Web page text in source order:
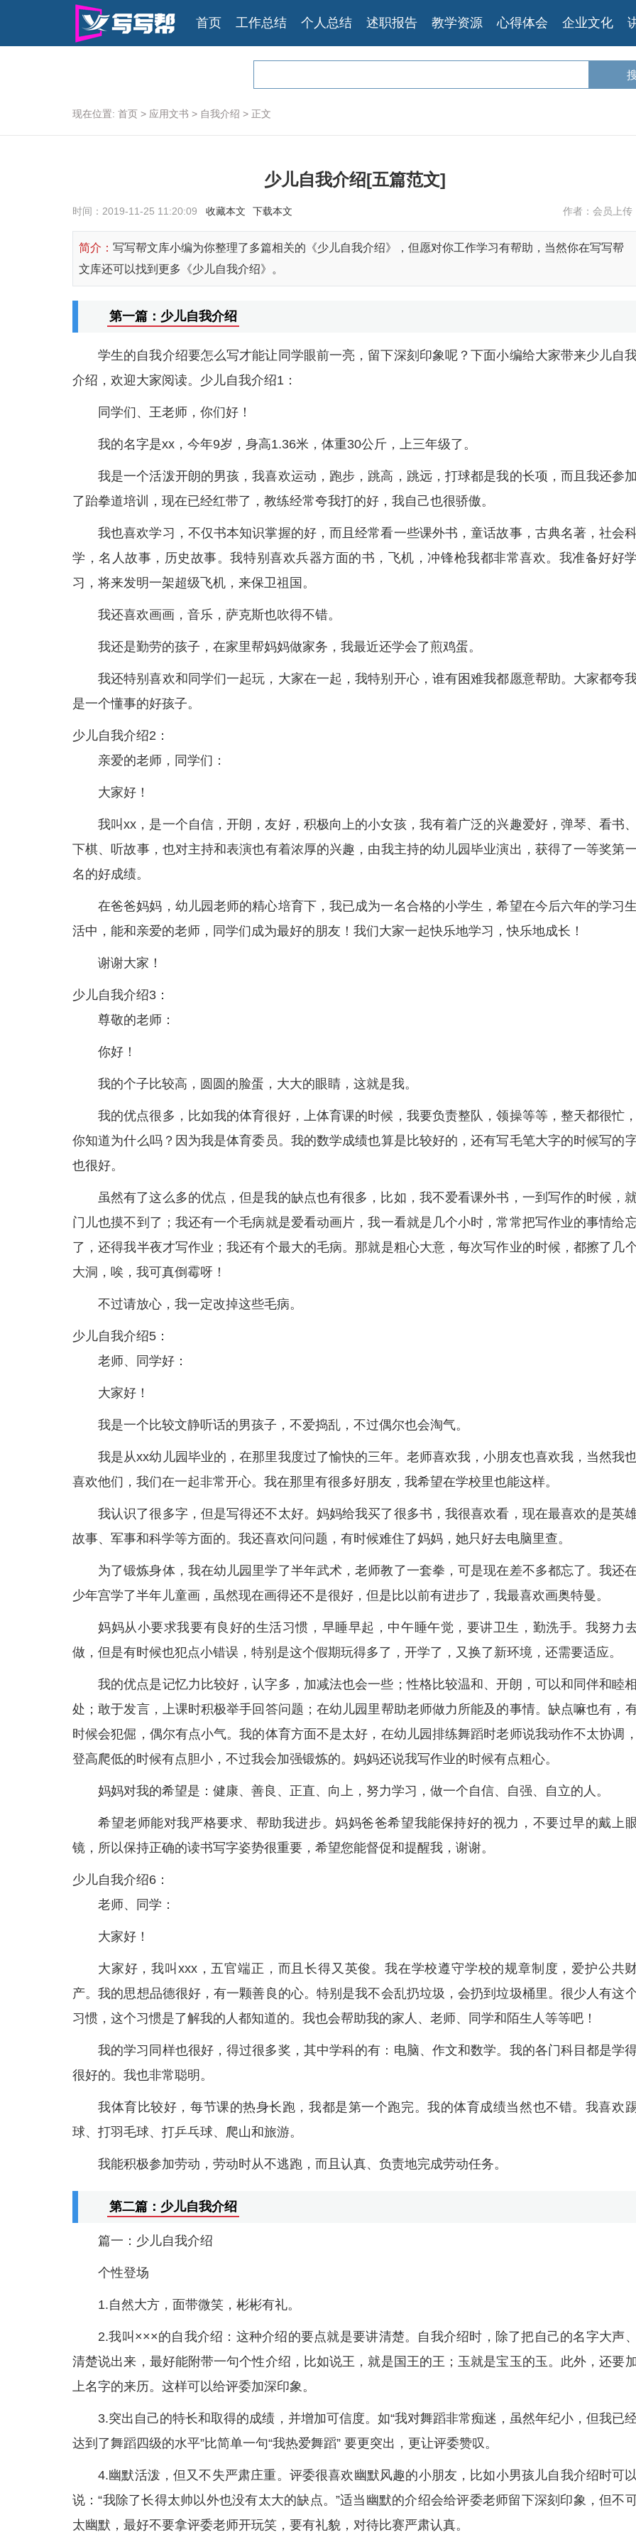
首页 工作总结 个人总结 述职报告 教学资源 心得体会 企业文化
现在位置: 首页 > 应用文书 > 自我介绍 > 正文
少儿自我介绍[五篇范文]
时间：2019-11-25 11:20:09 收藏本文 下载本文 作者：会员上传
简介： 写写帮文库小编为你整理了多篇相关的《少儿自我介绍》，但愿对你工作学习有帮助，当然你在写写帮
文库还可以找到更多《少儿自我介绍》。
第一篇：少儿自我介绍
学生的自我介绍要怎么写才能让同学眼前一亮，留下深刻印象呢？下面小编给大家带来少儿自
介绍，欢迎大家阅读。少儿自我介绍1：
同学们、王老师，你们好！
我的名字是xx，今年9岁，身高1.36米，体重30公斤，上三年级了。
我是一个活泼开朗的男孩，我喜欢运动，跑步，跳高，跳远，打球都是我的长项，而且我还参加
了跆拳道培训，现在已经红带了，教练经常夸我打的好，我自己也很骄傲。
我也喜欢学习，不仅书本知识掌握的好，而且经常看一些课外书，童话故事，古典名著，社会
学，名人故事，历史故事。我特别喜欢兵器方面的书，飞机，冲锋枪我都非常喜欢。我准备好好学
习，将来发明一架超级飞机，来保卫祖国。
我还喜欢画画，音乐，萨克斯也吹得不错。
我还是勤劳的孩子，在家里帮妈妈做家务，我最近还学会了煎鸡蛋。
我还特别喜欢和同学们一起玩，大家在一起，我特别开心，谁有困难我都愿意帮助。大家都夸
是一个懂事的好孩子。
少儿自我介绍2：
亲爱的老师，同学们：
大家好！
我叫xx，是一个自信，开朗，友好，积极向上的小女孩，我有着广泛的兴趣爱好，弹琴、看书、
下棋、听故事，也对主持和表演也有着浓厚的兴趣，由我主持的幼儿园毕业演出，获得了一等奖第
名的好成绩。
在爸爸妈妈，幼儿园老师的精心培育下，我已成为一名合格的小学生，希望在今后六年的学习生
活中，能和亲爱的老师，同学们成为最好的朋友！我们大家一起快乐地学习，快乐地成长！
谢谢大家！
少儿自我介绍3：
尊敬的老师：
你好！
我的个子比较高，圆圆的脸蛋，大大的眼睛，这就是我。
我的优点很多，比如我的体育很好，上体育课的时候，我要负责整队，领操等等，整天都很忙，
你知道为什么吗？因为我是体育委员。我的数学成绩也算是比较好的，还有写毛笔大字的时候写的
也很好。
虽然有了这么多的优点，但是我的缺点也有很多，比如，我不爱看课外书，一到写作的时候，
门儿也摸不到了；我还有一个毛病就是爱看动画片，我一看就是几个小时，常常把写作业的事情给
了，还得我半夜才写作业；我还有个最大的毛病。那就是粗心大意，每次写作业的时候，都擦了几
大洞，唉，我可真倒霉呀！
不过请放心，我一定改掉这些毛病。
少儿自我介绍5：
老师、同学好：
大家好！
我是一个比较文静听话的男孩子，不爱捣乱，不过偶尔也会淘气。
我是从xx幼儿园毕业的，在那里我度过了愉快的三年。老师喜欢我，小朋友也喜欢我，当然我
喜欢他们，我们在一起非常开心。我在那里有很多好朋友，我希望在学校里也能这样。
我认识了很多字，但是写得还不太好。妈妈给我买了很多书，我很喜欢看，现在最喜欢的是英
故事、军事和科学等方面的。我还喜欢问问题，有时候难住了妈妈，她只好去电脑里查。
为了锻炼身体，我在幼儿园里学了半年武术，老师教了一套拳，可是现在差不多都忘了。我还在
少年宫学了半年儿童画，虽然现在画得还不是很好，但是比以前有进步了，我最喜欢画奥特曼。
妈妈从小要求我要有良好的生活习惯，早睡早起，中午睡午觉，要讲卫生，勤洗手。我努力
做，但是有时候也犯点小错误，特别是这个假期玩得多了，开学了，又换了新环境，还需要适应。
我的优点是记忆力比较好，认字多，加减法也会一些；性格比较温和、开朗，可以和同伴和睦相
处；敢于发言，上课时积极举手回答问题；在幼儿园里帮助老师做力所能及的事情。缺点嘛也有，
时候会犯倔，偶尔有点小气。我的体育方面不是太好，在幼儿园排练舞蹈时老师说我动作不太协调，
登高爬低的时候有点胆小，不过我会加强锻炼的。妈妈还说我写作业的时候有点粗心。
妈妈对我的希望是：健康、善良、正直、向上，努力学习，做一个自信、自强、自立的人。
希望老师能对我严格要求、帮助我进步。妈妈爸爸希望我能保持好的视力，不要过早的戴上
镜，所以保持正确的读书写字姿势很重要，希望您能督促和提醒我，谢谢。
少儿自我介绍6：
老师、同学：
大家好！
大家好，我叫xxx，五官端正，而且长得又英俊。我在学校遵守学校的规章制度，爱护公共
产。我的思想品德很好，有一颗善良的心。特别是我不会乱扔垃圾，会扔到垃圾桶里。很少人有这
习惯，这个习惯是了解我的人都知道的。我也会帮助我的家人、老师、同学和陌生人等等吧！
我的学习同样也很好，得过很多奖，其中学科的有：电脑、作文和数学。我的各门科目都是学
很好的。我也非常聪明。
我体育比较好，每节课的热身长跑，我都是第一个跑完。我的体育成绩当然也不错。我喜欢
球、打羽毛球、打乒乓球、爬山和旅游。
我能积极参加劳动，劳动时从不逃跑，而且认真、负责地完成劳动任务。
第二篇：少儿自我介绍
篇一：少儿自我介绍
个性登场
1.自然大方，面带微笑，彬彬有礼。
2.我叫×××的自我介绍：这种介绍的要点就是要讲清楚。自我介绍时，除了把自己的名字大声、
清楚说出来，最好能附带一句个性介绍，比如说王，就是国王的王；玉就是宝玉的玉。此外，还要加
上名字的来历。这样可以给评委加深印象。
3.突出自己的特长和取得的成绩，并增加可信度。如“我对舞蹈非常痴迷，虽然年纪小，但我已
达到了舞蹈四级的水平”比简单一句“我热爱舞蹈” 要更突出，更让评委赞叹。
4.幽默活泼，但又不失严肃庄重。评委很喜欢幽默风趣的小朋友，比如小男孩儿自我介绍时可以
说：“我除了长得太帅以外也没有太大的缺点。”适当幽默的介绍会给评委老师留下深刻印象，但不
太幽默，最好不要拿评委老师开玩笑，要有礼貌，对待比赛严肃认真。